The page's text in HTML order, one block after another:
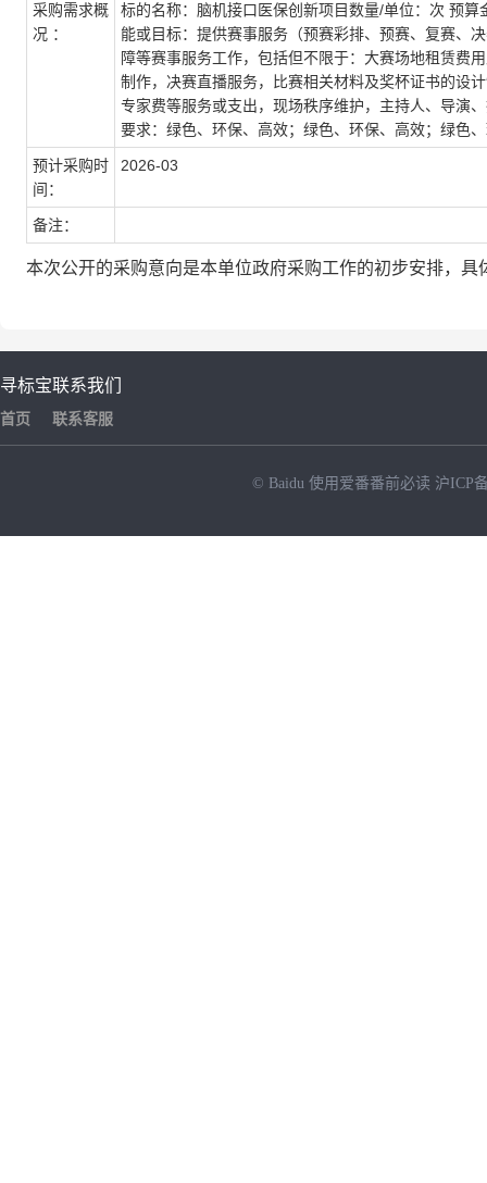
采购需求概
况 ：
标的名称：脑机接口医保创新项目数量/单位：次 预
能或目标：提供赛事服务（预赛彩排、预赛、复赛、
障等赛事服务工作，包括但不限于：大赛场地租赁费
制作，决赛直播服务，比赛相关材料及奖杯证书的设
专家费等服务或支出，现场秩序维护，主持人、导演
要求：绿色、环保、高效；绿色、环保、高效；绿色
预计采购时
间：
2026-03
备注：
本次公开的采购意向是本单位政府采购工作的初步安排，
寻标宝
首页
联系我们
联系客服
© Baidu 使用爱番番前必读 沪ICP